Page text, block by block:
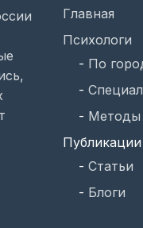
Главная
Психологи
- По
-
- Методы
Публикации
- Статьи
- Блоги